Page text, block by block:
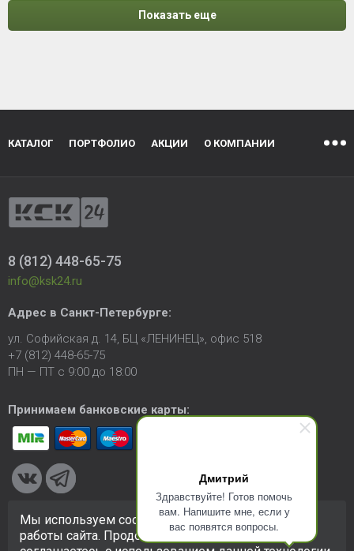
Дмитрий
Здравствуйте! Готов помочь
вам. Напишите мне, если у
вас появятся вопросы.
Показать еще
КАТАЛОГ ПОРТФОЛИО АКЦИИ О КОМПАНИИ
8 (812) 448-65-75
info@ksk24.ru
Адрес в Санкт-Петербурге:
ул. Софийская д. 14, БЦ «ЛЕНИНЕЦ», офис 518
+7 (812) 448-65-75
ПН — ПТ с 9:00 до 18:00
Принимаем банковские карты:
© 2005-2026 ООО «КСК». Сайт https://ksk24.ruсоздан
исключительно в информационных целях и любая информация
Мы используем cookie-файлы для улучшения
работы сайта. Продолжая использовать сайт, вы